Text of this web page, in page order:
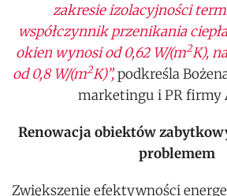
zakresie izolacyjności
współczynnik przenikania
okien wynosi od 0,62 W/(m2K),
od 0,8 W/(m2K)”,podkreśla
marketingu i PR firmy
Renowacja obiektów
problemem
Zwiększenie efektywności